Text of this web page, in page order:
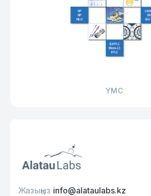
YMC
Жазыңыз info@alataulabs.kz